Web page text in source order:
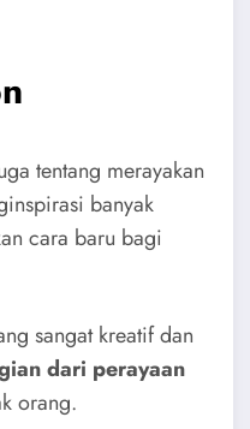
tentang merayakan
banyak
cara baru bagi
sangat kreatif dan
dari perayaan
orang.